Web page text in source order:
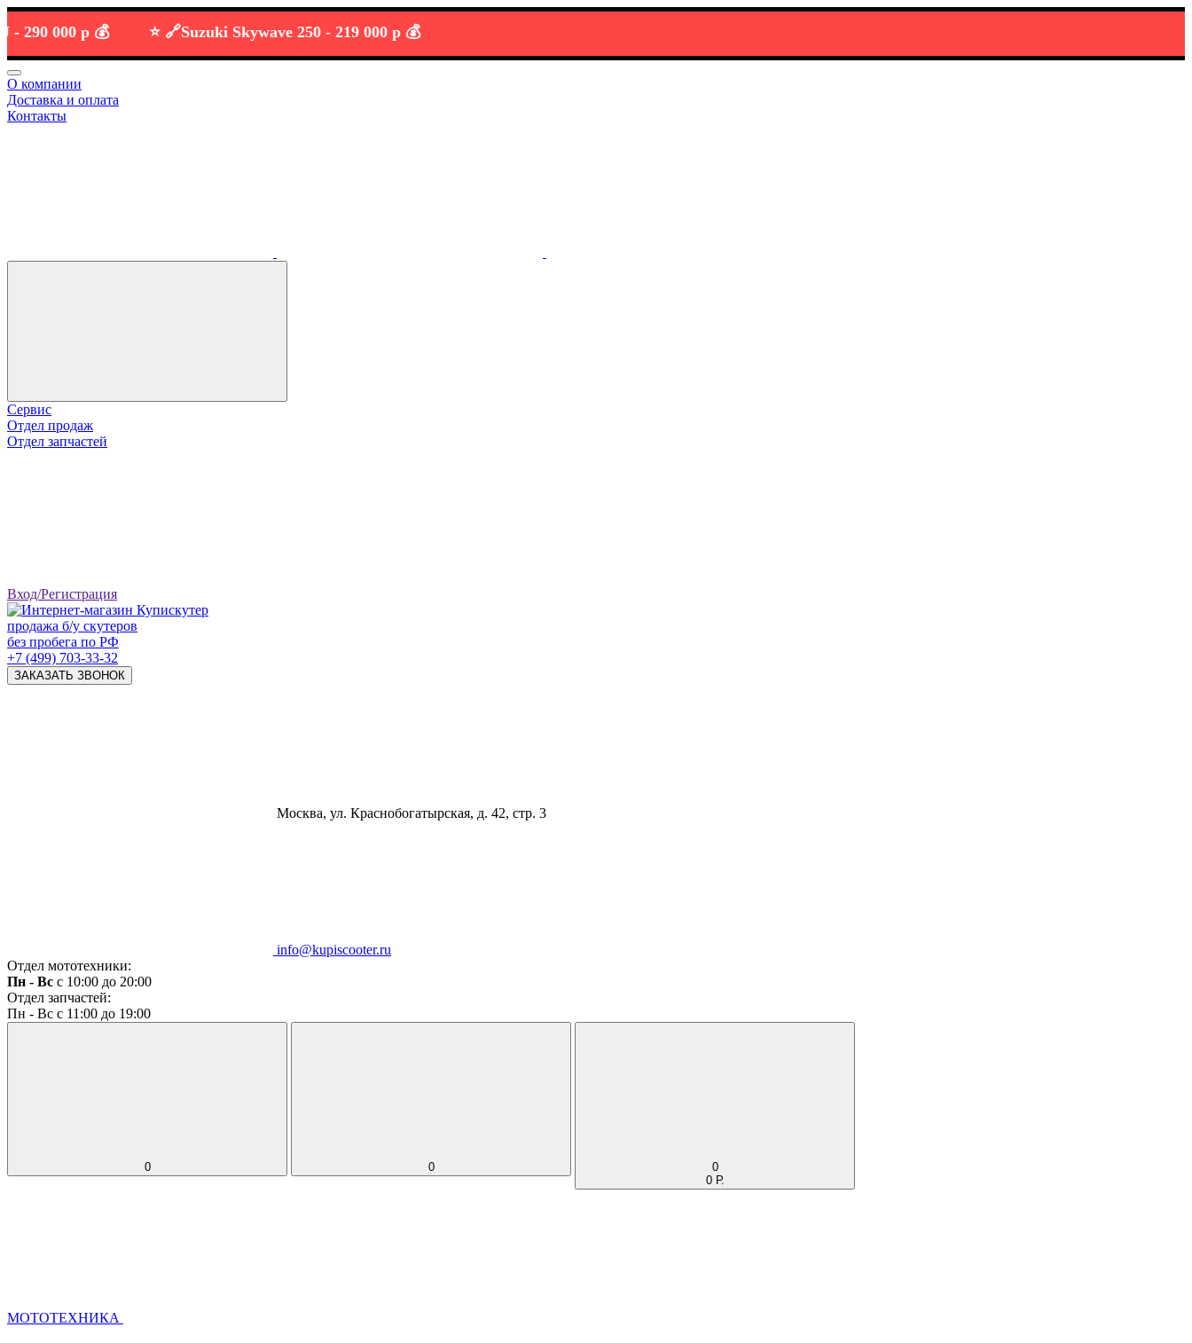
000 р 💰 Suzuki Skywave 250 -219 000 р 💰
О компании
Доставка и оплата
Контакты
Сервис
Отдел продаж
Отдел запчастей
Вход/Регистрация
продажа б/у скутеров
без пробега по РФ
+7 (499) 703-33-32
ЗАКАЗАТЬ ЗВОНОК
Москва, ул. Краснобогатырская, д. 42, стр. 3
info@kupiscooter.ru
Отдел мототехники:
Пн - Вс с 10:00 до 20:00
Отдел запчастей:
Пн - Вс с 11:00 до 19:00
0 0
0
0 Р.
МОТОТЕХНИКА